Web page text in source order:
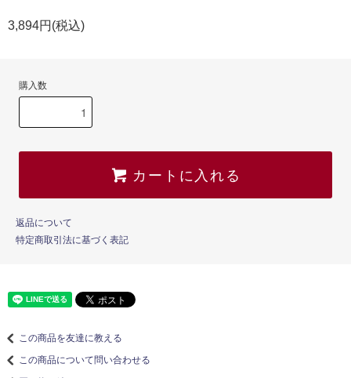
3,894円(税込)
購入数
カートに入れる
返品について
特定商取引法に基づく表記
この商品を友達に教える
この商品について問い合わせる